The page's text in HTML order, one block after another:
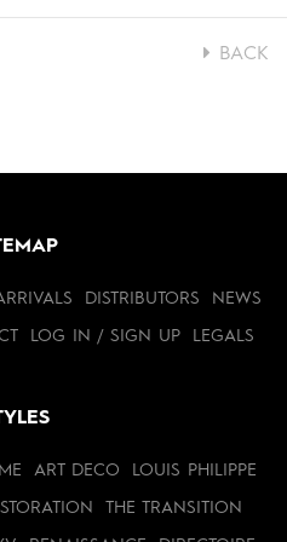
BACK
DISTRIBUTORS NEWS
LOG IN / SIGN UP LEGALS
ART DECO LOUIS PHILIPPE
THE TRANSITION